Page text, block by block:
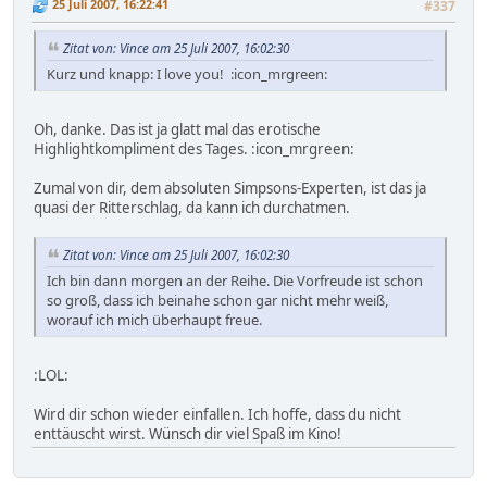
25 Juli 2007, 16:22:41 #337
Zitat von: Vince am 25 Juli 2007, 16:02:30
Kurz und knapp: I love you! :icon_mrgreen:
Oh, danke. Das ist ja glatt mal das erotische
Highlightkompliment des Tages. :icon_mrgreen:
Zumal von dir, dem absoluten Simpsons-Experten, ist das ja
quasi der Ritterschlag, da kann ich durchatmen.
Zitat von: Vince am 25 Juli 2007, 16:02:30
Ich bin dann morgen an der Reihe. Die Vorfreude ist schon
so groß, dass ich beinahe schon gar nicht mehr weiß,
worauf ich mich überhaupt freue.
:LOL:
Wird dir schon wieder einfallen. Ich hoffe, dass du nicht
enttäuscht wirst. Wünsch dir viel Spaß im Kino!